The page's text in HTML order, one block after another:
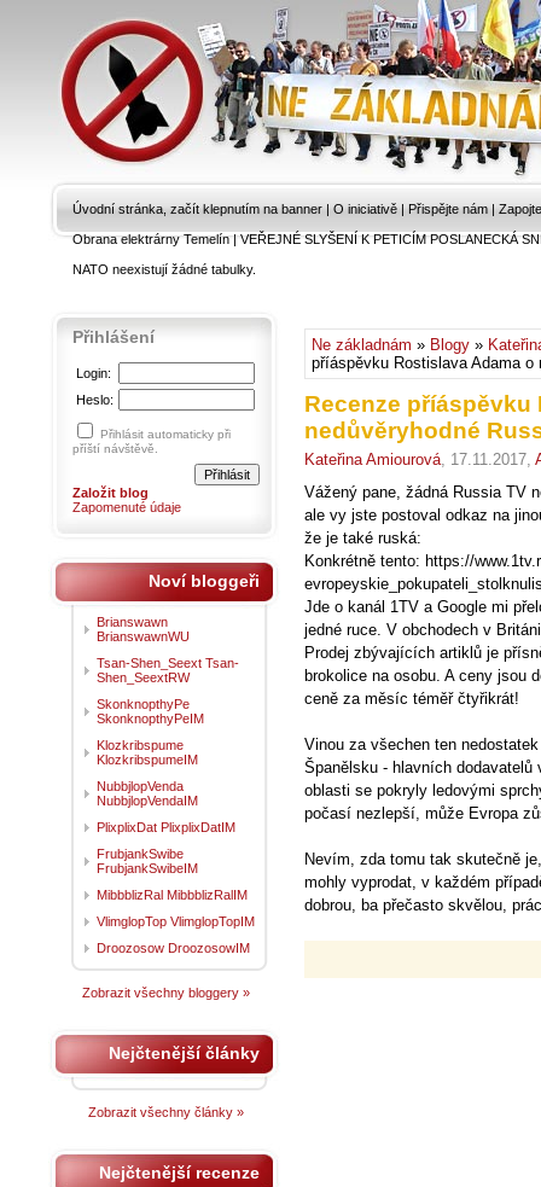
Úvodní stránka, začít klepnutím na banner | O iniciativě | Přispějte nám |
Obrana elektrárny Temelín|VEŘEJNÉ SLYŠENÍ K PETICÍM POSLANECKÁ
NATO neexistují žádné tabulky.
Ne základnám » Blogy »
příáspěvku Rostislava Adama o
Recenze příáspěvku
nedůvěryhodné
Kateřina Amiourová, 17.11.2017,
Vážený pane, žádná Russia TV
ale vy jste postoval odkaz na
že je také ruská:
Konkrétně tento: https://
Jde o kanál 1TV a Google mi
jedné ruce. V obchodech v
Prodej zbývajících artiklů je
brokolice na osobu. A ceny jsou
ceně za měsíc téměř čtyřikrát!
Vinou za všechen ten
Španělsku - hlavních
oblasti se pokryly ledovými
počasí nezlepší, může Evropa
Nevím, zda tomu tak skutečně
mohly vyprodat, v každém
dobrou, ba přečasto skvělou,
Přihlášení
Login:
Heslo:
Přihlásit automaticky při
příští návštěvě.
Založit blog
Zapomenuté údaje
Noví bloggeři
Brianswawn
BrianswawnWU
Tsan-Shen_Seext Tsan-
Shen_SeextRW
SkonknopthyPe
SkonknopthyPeIM
Klozkribspume
KlozkribspumeIM
NubbjlopVenda
NubbjlopVendaIM
PlixplixDat PlixplixDatIM
FrubjankSwibe
FrubjankSwibeIM
MibbblizRal MibbblizRalIM
VlimglopTop VlimglopTopIM
Droozosow DroozosowIM
Zobrazit všechny bloggery »
Nejčtenější články
Zobrazit všechny články »
Nejčtenější recenze